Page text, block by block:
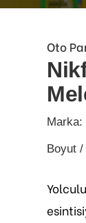
Oto
Marka:
Boyut /